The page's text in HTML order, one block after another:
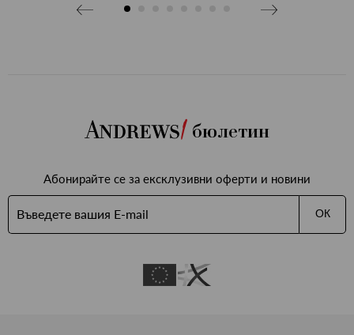
бюлетин
Абонирайте се за ексклузивни оферти и новини
ОК